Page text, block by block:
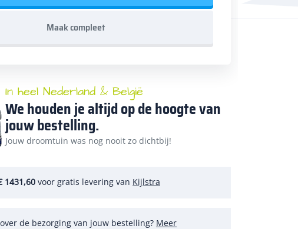
Maak compleet
In heel Nederland & België
We houden je altijd op de hoogte van
jouw bestelling.
Jouw droomtuin was nog nooit zo dichtbij!
1431,60 voor gratis levering van Kijlstra
de bezorging van jouw bestelling? Meer